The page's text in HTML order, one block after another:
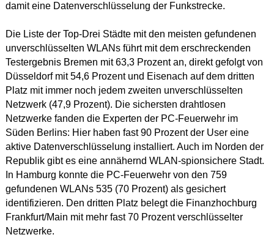
damit eine Datenverschlüsselung der Funkstrecke.
Die Liste der Top-Drei Städte mit den meisten gefundenen
unverschlüsselten WLANs führt mit dem erschreckenden
Testergebnis Bremen mit 63,3 Prozent an, direkt gefolgt von
Düsseldorf mit 54,6 Prozent und Eisenach auf dem dritten
Platz mit immer noch jedem zweiten unverschlüsselten
Netzwerk (47,9 Prozent). Die sichersten drahtlosen
Netzwerke fanden die Experten der PC-Feuerwehr im
Süden Berlins: Hier haben fast 90 Prozent der User eine
aktive Datenverschlüsselung installiert. Auch im Norden der
Republik gibt es eine annähernd WLAN-spionsichere Stadt.
In Hamburg konnte die PC-Feuerwehr von den 759
gefundenen WLANs 535 (70 Prozent) als gesichert
identifizieren. Den dritten Platz belegt die Finanzhochburg
Frankfurt/Main mit mehr fast 70 Prozent verschlüsselter
Netzwerke.